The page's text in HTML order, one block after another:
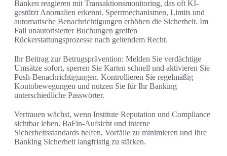
Banken reagieren mit Transaktionsmonitoring, das oft KI-
gestützt Anomalien erkennt. Sperrmechanismen, Limits und
automatische Benachrichtigungen erhöhen die Sicherheit. Im
Fall unautorisierter Buchungen greifen
Rückerstattungsprozesse nach geltendem Recht.
Ihr Beitrag zur Betrugsprävention: Melden Sie verdächtige
Umsätze sofort, sperren Sie Karten schnell und aktivieren Sie
Push-Benachrichtigungen. Kontrollieren Sie regelmäßig
Kontobewegungen und nutzen Sie für Ihr Banking
unterschiedliche Passwörter.
Vertrauen wächst, wenn Institute Reputation und Compliance
sichtbar leben. BaFin-Aufsicht und interne
Sicherheitsstandards helfen, Vorfälle zu minimieren und Ihre
Banking Sicherheit langfristig zu stärken.